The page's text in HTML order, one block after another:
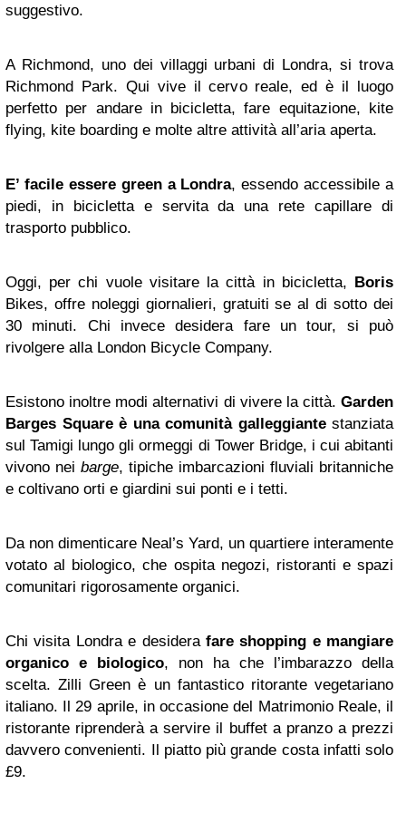
suggestivo.
A Richmond, uno dei villaggi urbani di Londra, si trova
Richmond Park. Qui vive il cervo reale, ed è il luogo
perfetto per andare in bicicletta, fare equitazione, kite
flying, kite boarding e molte altre attività all’aria aperta.
E’ facile essere green a Londra, essendo accessibile a
piedi, in bicicletta e servita da una rete capillare di
trasporto pubblico.
Oggi, per chi vuole visitare la città in bicicletta, Boris
Bikes, offre noleggi giornalieri, gratuiti se al di sotto dei
30 minuti. Chi invece desidera fare un tour, si può
rivolgere alla London Bicycle Company.
Esistono inoltre modi alternativi di vivere la città. Garden
Barges Square è una comunità galleggiantestanziata
sul Tamigi lungo gli ormeggi di Tower Bridge, i cui abitanti
vivono nei barge, tipiche imbarcazioni fluviali britanniche
e coltivano orti e giardini sui ponti e i tetti.
Da non dimenticare Neal’s Yard, un quartiere interamente
votato al biologico, che ospita negozi, ristoranti e spazi
comunitari rigorosamente organici.
Chi visita Londra e desidera fare shopping e mangiare
organico e biologico, non ha che l’imbarazzo della
scelta. Zilli Green è un fantastico ritorante vegetariano
italiano. Il 29 aprile, in occasione del Matrimonio Reale, il
ristorante riprenderà a servire il buffet a pranzo a prezzi
davvero convenienti. Il piatto più grande costa infatti solo
£9.